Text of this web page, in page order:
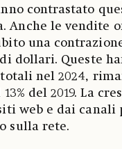
contrastato
Anche le vendite
una contrazione
dollari. Queste
nel 2024,
del 2019. La
web e dai canali
sulla rete.